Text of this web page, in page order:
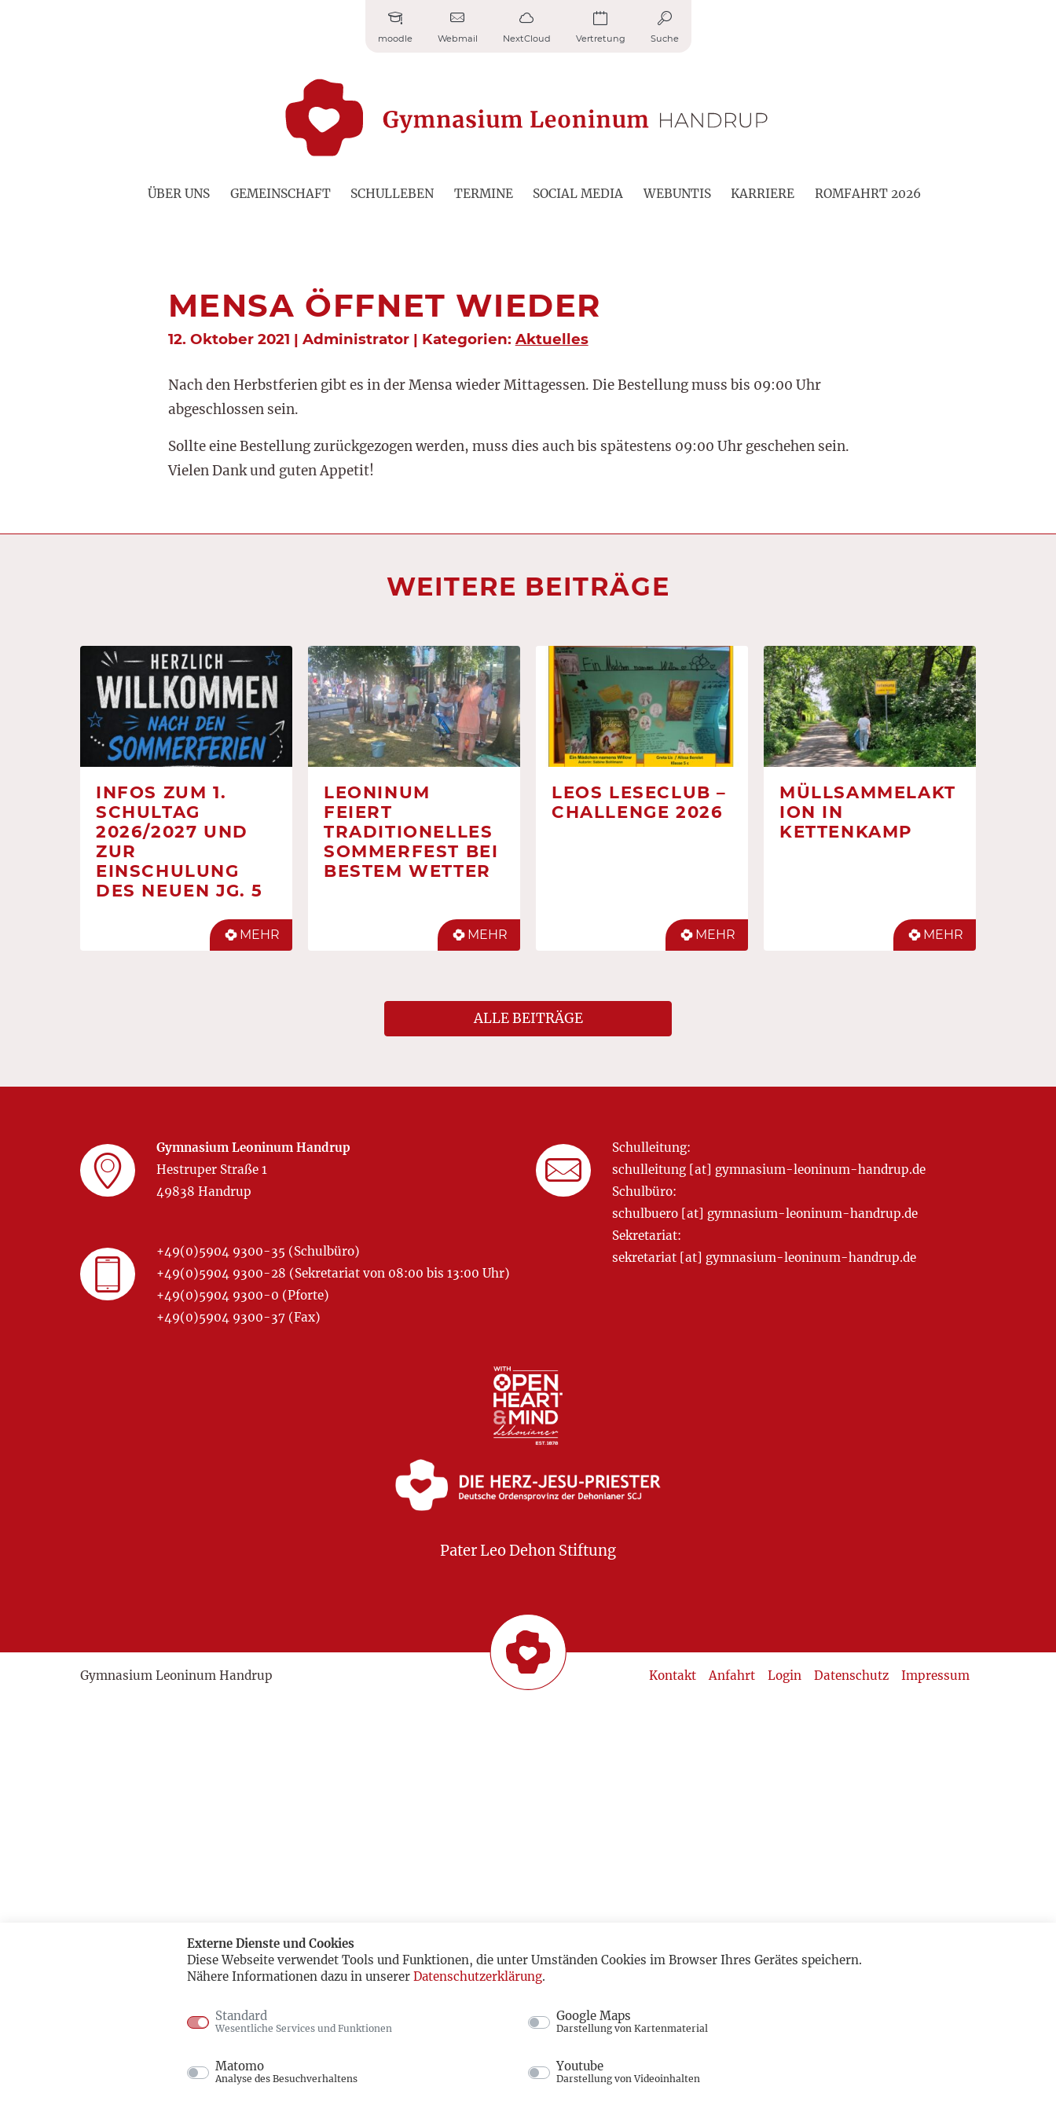
moodle Webmail NextCloud Vertretung Suche
ÜBER UNS GEMEINSCHAFT SCHULLEBEN TERMINE SOCIAL MEDIA WEBUNTIS KARRIERE ROMFAHRT 2026
MENSA ÖFFNET WIEDER
12. Oktober 2021 | Administrator | Kategorien: Aktuelles
Nach den Herbstferien gibt es in der Mensa wieder Mittagessen. Die Bestellung muss bis 09:00 Uhr
abgeschlossen sein.
Sollte eine Bestellung zurückgezogen werden, muss dies auch bis spätestens 09:00 Uhr geschehen sein.
Vielen Dank und guten Appetit!
WEITERE BEITRÄGE
INFOS ZUM 1.
SCHULTAG
2026/2027 UND
ZUR
EINSCHULUNG
DES NEUEN JG. 5
MEHR
LEONINUM
FEIERT
TRADITIONELLES
SOMMERFEST BEI
BESTEM WETTER
MEHR
LEOS LESECLUB –
CHALLENGE 2026
MEHR
MÜLLSAMMELAKT
ION IN
KETTENKAMP
MEHR
ALLE BEITRÄGE
Gymnasium Leoninum Handrup
Hestruper Straße 1
49838 Handrup
+49(0)5904 9300-35 (Schulbüro)
+49(0)5904 9300-28 (Sekretariat von 08:00 bis 13:00 Uhr)
+49(0)5904 9300-0 (Pforte)
+49(0)5904 9300-37 (Fax)
Schulleitung:
schulleitung [at] gymnasium-leoninum-handrup.de
Schulbüro:
schulbuero [at] gymnasium-leoninum-handrup.de
Sekretariat:
sekretariat [at] gymnasium-leoninum-handrup.de
Pater Leo Dehon Stiftung
Kontakt Anfahrt Login Datenschutz Impressum
Gymnasium Leoninum Handrup
Externe Dienste und Cookies
Diese Webseite verwendet Tools und Funktionen, die unter Umständen Cookies im Browser Ihres Gerätes speichern.
Nähere Informationen dazu in unserer Datenschutzerklärung.
Standard
Wesentliche Services und Funktionen
Google Maps
Darstellung von Kartenmaterial
Matomo
Analyse des Besuchverhaltens
Youtube
Darstellung von Videoinhalten